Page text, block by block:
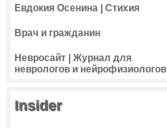
Евдокия Осенина | Стихия
Врач и гражданин
Невросайт | Журнал для
неврологов и нейрофизиологов
Insider